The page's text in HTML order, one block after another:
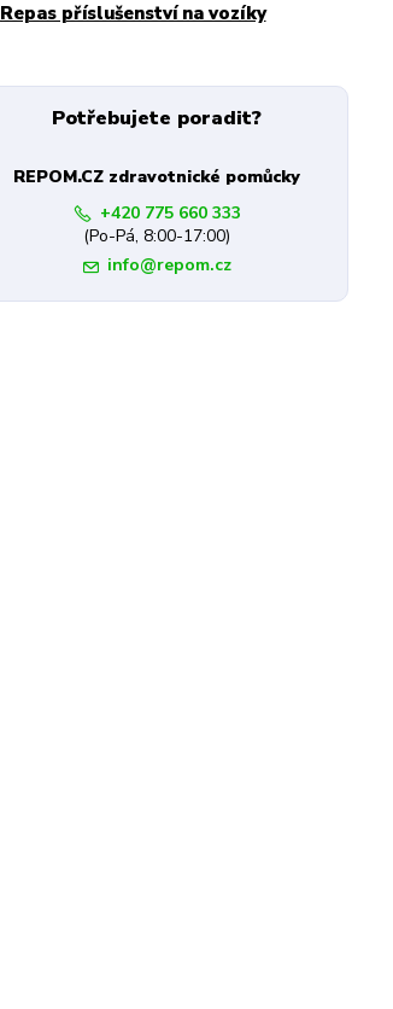
Repas příslušenství na vozíky
Potřebujete poradit?
REPOM.CZ zdravotnické pomůcky
+420 775 660 333
(Po-Pá, 8:00-17:00)
info@repom.cz